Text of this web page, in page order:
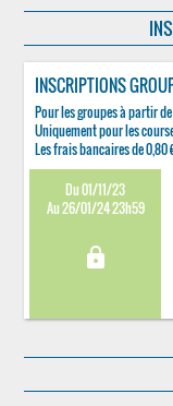
INSCRIPTIONS
Pour les groupes à partir
Uniquement pour les
Les frais bancaires de
Du 01/11/23
Au 26/01/24 23h59
lock